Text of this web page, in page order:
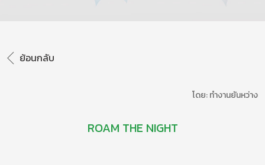
ย้อนกลับ
โดย: ทํางานยันหว่าง
ROAM THE NIGHT